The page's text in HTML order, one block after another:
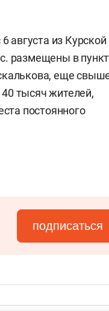
августа из Курской
размещены в
еще
тысяч жителей,
постоянного
подписаться